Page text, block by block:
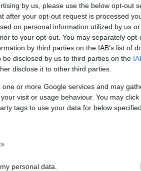
by us, please use the below opt-out
after your opt-out request is processed
on personal information utilized by us
to your opt-out. You may separately
by third parties on the IAB’s list of
disclosed by us to third parties on the
disclose it to other third parties.
or more Google services and may
visit or usage behaviour. You may
tags to use your data for below
personal data.
τη Meta σχετικά με τις
να αλλάξει τους όρους
«έτσι ώστε να διέπεται
για τα ανθρώπινα